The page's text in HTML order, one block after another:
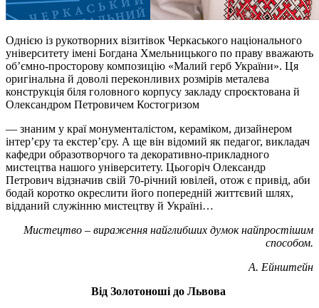
Однією із рукотворних візитівок Черкаського національного
університету імені Богдана Хмельницького по праву вважають
об’ємно-просторову композицію «Малий герб України». Ця
оригінальна й доволі переконливих розмірів металева
конструкція біля головного корпусу закладу спроєктована й
Олександром Петровичем Костогризом
— знаним у краї монументалістом, кераміком, дизайнером
інтер’єру та екстер’єру. А ще він відомий як педагог, викладач
кафедри образотворчого та декоративно-прикладного
мистецтва нашого університету. Цьогоріч Олександр
Петрович відзначив свій 70-річний ювілей, отож є привід, аби
бодай коротко окреслити його попередній життєвий шлях,
відданий служінню мистецтву й Україні…
Мистецтво – вираження найглибших думок найпростішим
способом.
А. Ейнштейн
Від Золотоноші до Львова